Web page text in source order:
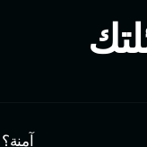
هل محفظة farthorse آمنة؟